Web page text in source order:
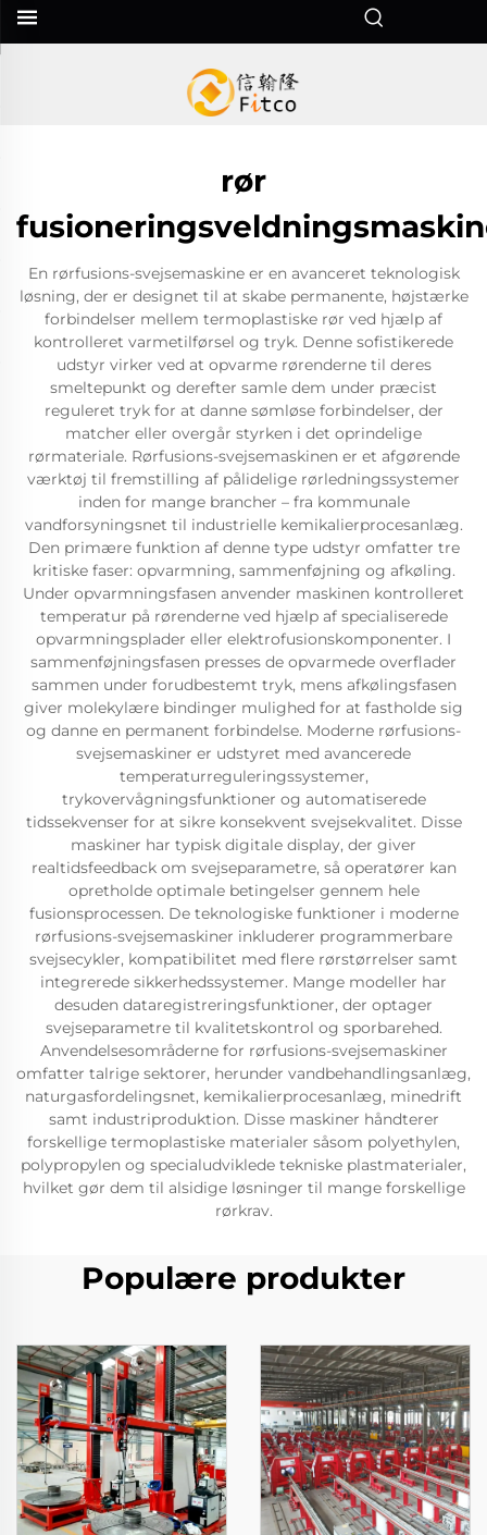
rør
En rørfusions-svejsemaskine er en avanceret teknologisk
løsning, der er designet til at skabe permanente, højstærke
forbindelser mellem termoplastiske rør ved hjælp af
kontrolleret varmetilførsel og tryk. Denne sofistikerede
udstyr virker ved at opvarme rørenderne til deres
smeltepunkt og derefter samle dem under præcist
reguleret tryk for at danne sømløse forbindelser, der
matcher eller overgår styrken i det oprindelige
rørmateriale. Rørfusions-svejsemaskinen er et afgørende
værktøj til fremstilling af pålidelige rørledningssystemer
inden for mange brancher – fra kommunale
vandforsyningsnet til industrielle kemikalierprocesanlæg.
Den primære funktion af denne type udstyr omfatter tre
kritiske faser: opvarmning, sammenføjning og afkøling.
Under opvarmningsfasen anvender maskinen kontrolleret
temperatur på rørenderne ved hjælp af specialiserede
opvarmningsplader eller elektrofusionskomponenter. I
sammenføjningsfasen presses de opvarmede overflader
sammen under forudbestemt tryk, mens afkølingsfasen
giver molekylære bindinger mulighed for at fastholde sig
og danne en permanent forbindelse. Moderne rørfusions-
svejsemaskiner er udstyret med avancerede
temperaturreguleringssystemer,
trykovervågningsfunktioner og automatiserede
tidssekvenser for at sikre konsekvent svejsekvalitet. Disse
maskiner har typisk digitale display, der giver
realtidsfeedback om svejseparametre, så operatører kan
opretholde optimale betingelser gennem hele
fusionsprocessen. De teknologiske funktioner i moderne
rørfusions-svejsemaskiner inkluderer programmerbare
svejsecykler, kompatibilitet med flere rørstørrelser samt
integrerede sikkerhedssystemer. Mange modeller har
desuden dataregistreringsfunktioner, der optager
svejseparametre til kvalitetskontrol og sporbarehed.
Anvendelsesområderne for rørfusions-svejsemaskiner
omfatter talrige sektorer, herunder vandbehandlingsanlæg,
naturgasfordelingsnet, kemikalierprocesanlæg, minedrift
samt industriproduktion. Disse maskiner håndterer
forskellige termoplastiske materialer såsom polyethylen,
polypropylen og specialudviklede tekniske plastmaterialer,
hvilket gør dem til alsidige løsninger til mange forskellige
rørkrav.
Populære produkter